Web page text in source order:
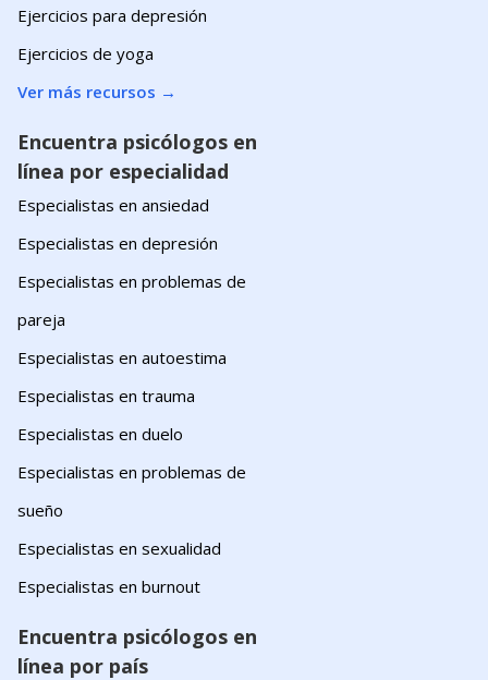
Ejercicios para depresión
Ejercicios de yoga
Ver más recursos →
Encuentra psicólogos en
línea por especialidad
Especialistas en ansiedad
Especialistas en depresión
Especialistas en problemas de
pareja
Especialistas en autoestima
Especialistas en trauma
Especialistas en duelo
Especialistas en problemas de
sueño
Especialistas en sexualidad
Especialistas en burnout
Encuentra psicólogos en
línea por país